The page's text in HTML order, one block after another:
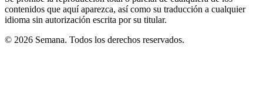
contenidos que aquí aparezca, así como su traducción a cualquier
idioma sin autorización escrita por su titular.
© 2026 Semana. Todos los derechos reservados.